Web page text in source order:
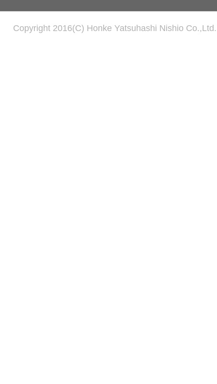
Copyright 2016(C) Honke Yatsuhashi Nishio